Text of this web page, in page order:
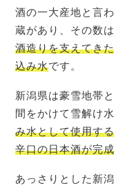
酒の一大産地と言
蔵があり、その数
酒造りを支えてき
込み水です。
新潟県は豪雪地帯
間をかけて雪解け
み水として使用す
辛口の日本酒が完
あっさりとした新